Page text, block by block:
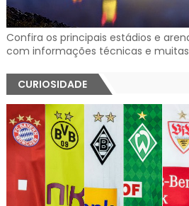
Confira os principais estádios e
com informações técnicas e
CURIOSIDADE